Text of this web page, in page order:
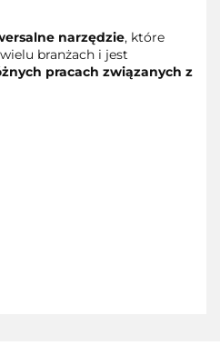
narzędzie, które
branżach i jest
pracach związanych z